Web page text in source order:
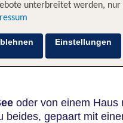
oder von einem Haus
beides, gepaart mit
unterbreitet werden, nur
Einstellungen